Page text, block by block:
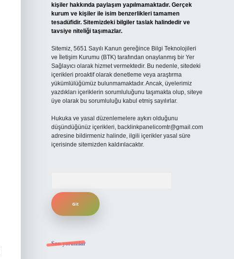
kişiler hakkında paylaşım yapılmamaktadır. Gerçek
kurum ve kişiler ile isim benzerlikleri tamamen
tesadüfidir. Sitemizdeki bilgiler taslak halindedir ve
tavsiye niteliği taşımazlar.
Sitemiz, 5651 Sayılı Kanun gereğince Bilgi Teknolojileri
ve İletişim Kurumu (BTK) tarafından onaylanmış bir Yer
Sağlayıcı olarak hizmet vermektedir. Bu nedenle, sitedeki
içerikleri proaktif olarak denetleme veya araştırma
yükümlülüğümüz bulunmamaktadır. Ancak, üyelerimiz
yazdıkları içeriklerin sorumluluğunu taşımakta olup, siteye
üye olarak bu sorumluluğu kabul etmiş sayılırlar.
Hukuka ve yasal düzenlemelere aykırı olduğunu
düşündüğünüz içerikleri, backlinkpanelicomtr@gmail.com
adresine bildirmeniz halinde, ilgili içerikler yasal süre
içerisinde sitemizden kaldırılacaktır.
Son yorumlar